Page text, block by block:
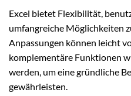
Excel bietet Flexibilität,
umfangreiche Möglichkeiten
Anpassungen können leicht
komplementäre Funktionen
werden, um eine gründliche
gewährleisten.